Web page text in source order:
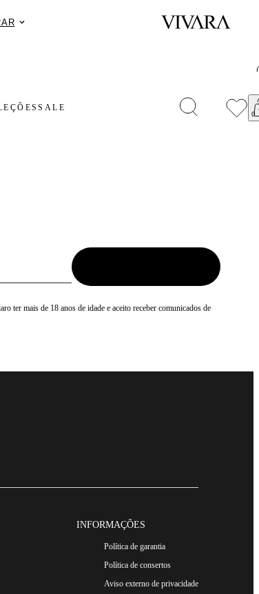
SALE
ter mais de 18 anos de idade e aceito receber comunicados de
INFORMAÇÕES
Política de garantia
Política de consertos
Aviso externo de privacidade